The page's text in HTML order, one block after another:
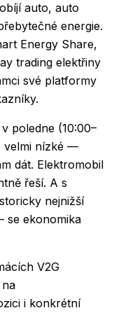
auto, auto
energie.
Energy Share,
trading elektřiny
své platformy
poledne (10:00–
velmi nízké —
dát. Elektromobil
řeší. A s
nejnižší
se ekonomika
V2G
i konkrétní